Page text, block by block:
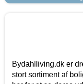
Bydahlliving.dk er
stort sortiment af